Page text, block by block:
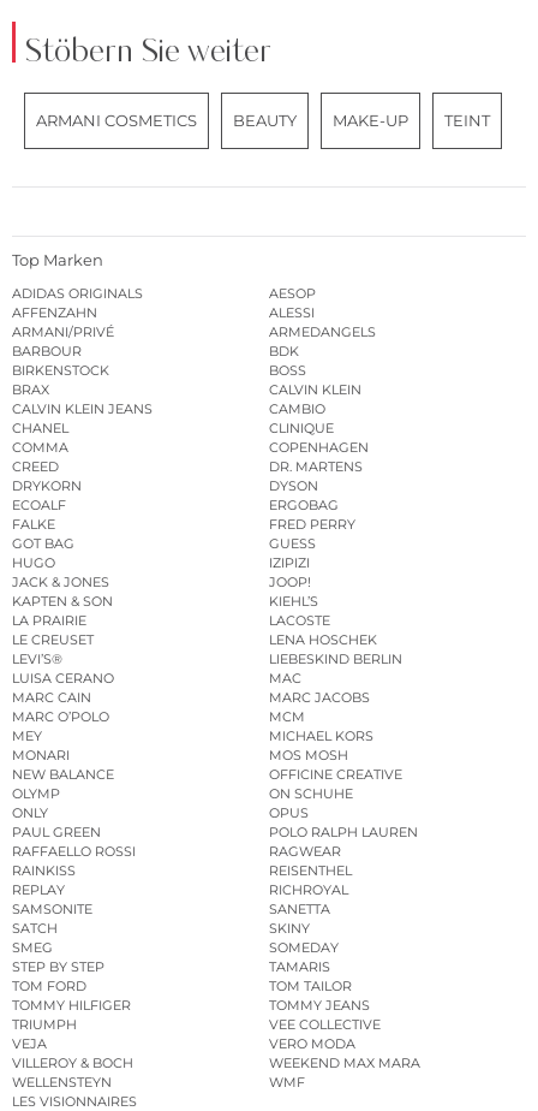
Stöbern Sie weiter
ARMANI COSMETICS BEAUTY MAKE-UP TEINT
Top Marken
ADIDAS ORIGINALS
AESOP
AFFENZAHN
ALESSI
ARMANI/PRIVÉ
ARMEDANGELS
BARBOUR
BDK
BIRKENSTOCK
BOSS
BRAX
CALVIN KLEIN
CALVIN KLEIN JEANS
CAMBIO
CHANEL
CLINIQUE
COMMA
COPENHAGEN
CREED
DR. MARTENS
DRYKORN
DYSON
ECOALF
ERGOBAG
FALKE
FRED PERRY
GOT BAG
GUESS
HUGO
IZIPIZI
JACK & JONES
JOOP!
KAPTEN & SON
KIEHL’S
LA PRAIRIE
LACOSTE
LE CREUSET
LENA HOSCHEK
LEVI’S®
LIEBESKIND BERLIN
LUISA CERANO
MAC
MARC CAIN
MARC JACOBS
MARC O’POLO
MCM
MEY
MICHAEL KORS
MONARI
MOS MOSH
NEW BALANCE
OFFICINE CREATIVE
OLYMP
ON SCHUHE
ONLY
OPUS
PAUL GREEN
POLO RALPH LAUREN
RAFFAELLO ROSSI
RAGWEAR
RAINKISS
REISENTHEL
REPLAY
RICHROYAL
SAMSONITE
SANETTA
SATCH
SKINY
SMEG
SOMEDAY
STEP BY STEP
TAMARIS
TOM FORD
TOM TAILOR
TOMMY HILFIGER
TOMMY JEANS
TRIUMPH
VEE COLLECTIVE
VEJA
VERO MODA
VILLEROY & BOCH
WEEKEND MAX MARA
WELLENSTEYN
WMF
LES VISIONNAIRES